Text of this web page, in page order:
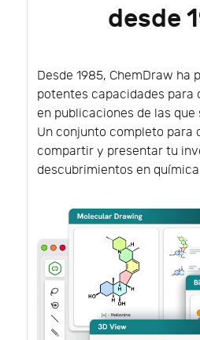
desde
Desde 1985, ChemDraw ha
potentes capacidades para
en publicaciones de las
Un conjunto completo para
compartir y presentar tu
descubrimientos en